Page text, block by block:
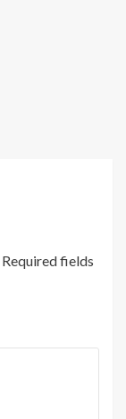
Required fields